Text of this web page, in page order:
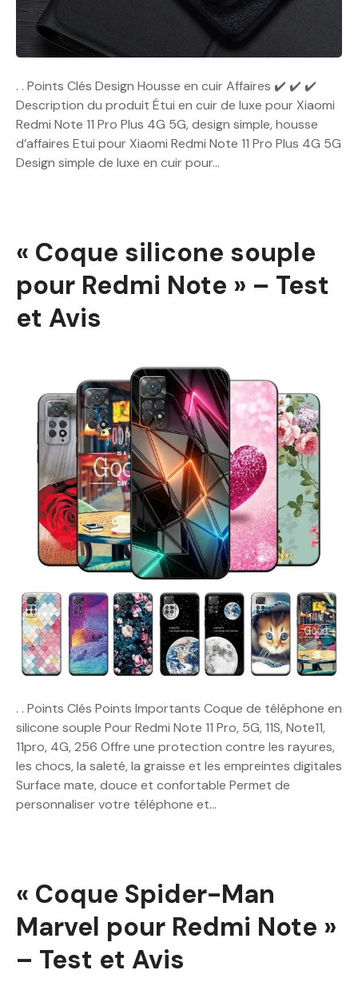
. . Points Clés Design Housse en cuir Affaires ✔️ ✔️ ✔️
Description du produit Étui en cuir de luxe pour Xiaomi
Redmi Note 11 Pro Plus 4G 5G, design simple, housse
d’affaires Etui pour Xiaomi Redmi Note 11 Pro Plus 4G 5G
Design simple de luxe en cuir pour…
« Coque silicone souple
pour Redmi Note » – Test
et Avis
. . Points Clés Points Importants Coque de téléphone en
silicone souple Pour Redmi Note 11 Pro, 5G, 11S, Note11,
11pro, 4G, 256 Offre une protection contre les rayures,
les chocs, la saleté, la graisse et les empreintes digitales
Surface mate, douce et confortable Permet de
personnaliser votre téléphone et…
« Coque Spider-Man
Marvel pour Redmi Note »
– Test et Avis